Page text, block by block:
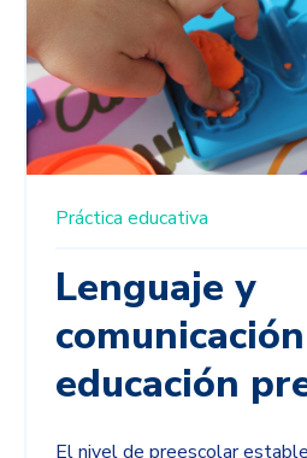
Práctica educativa
Lenguaje y
educación
El nivel de preescolar